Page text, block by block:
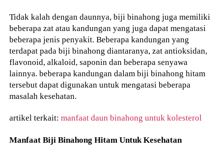
Tidak kalah dengan daunnya, biji binahong juga memiliki
beberapa zat atau kandungan yang juga dapat mengatasi
beberapa jenis penyakit. Beberapa kandungan yang
terdapat pada biji binahong diantaranya, zat antioksidan,
flavonoid, alkaloid, saponin dan beberapa senyawa
lainnya. beberapa kandungan dalam biji binahong hitam
tersebut dapat digunakan untuk mengatasi beberapa
masalah kesehatan.
artikel terkait:manfaat daun binahong untuk kolesterol
Manfaat Biji Binahong Hitam Untuk Kesehatan